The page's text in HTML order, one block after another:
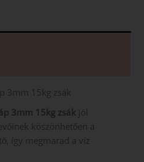
3mm 15kg zsák
3mm 15kg zsák jól
köszönhetően a
így megmarad a víz